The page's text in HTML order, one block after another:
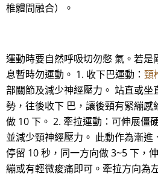
椎體間融合）。
運動時要自然呼吸切勿憋 氣。若是
息暫時勿運動。 1. 收下巴運動： 頸
部關節及減少神經壓力。 站直或坐
勢，往後收下 巴，讓後頸有緊繃感
做 10 下。 2. 牽拉運動：可伸展僵
並減少頸神經壓力。 此動作為漸
停留 10 秒，同一方向做 3~5 下，
繃或有輕微痠痛即可。牽拉方向為